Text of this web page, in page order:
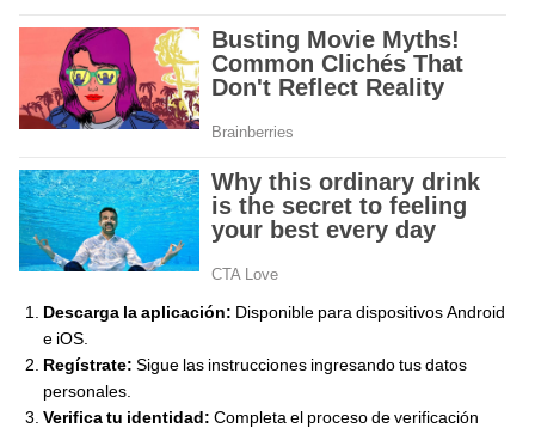
Descarga la aplicación: Disponible para dispositivos Android
e iOS.
Regístrate: Sigue las instrucciones ingresando tus datos
personales.
Verifica tu identidad: Completa el proceso de verificación